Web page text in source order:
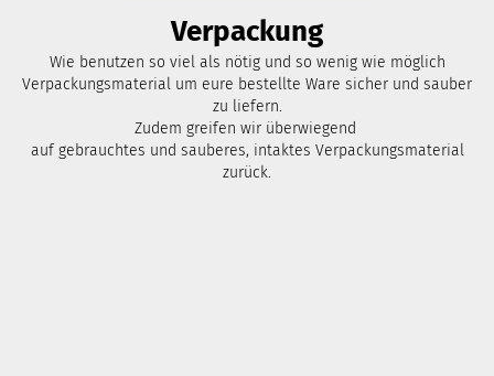
Verpackung
Wie benutzen so viel als nötig und so wenig wie möglich
Verpackungsmaterial um eure bestellte Ware sicher und sauber
zu liefern.
Zudem greifen wir überwiegend
auf gebrauchtes und sauberes, intaktes Verpackungsmaterial
zurück.